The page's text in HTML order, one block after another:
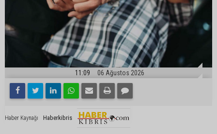
11:09 06 Ağustos 2026
Haber Kaynağı Haberkibris